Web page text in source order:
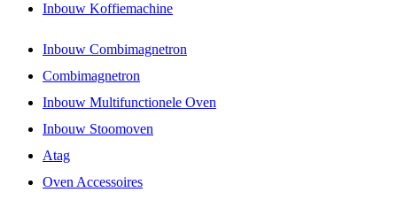
Inbouw Koffiemachine
Inbouw Combimagnetron
Combimagnetron
Inbouw Multifunctionele Oven
Inbouw Stoomoven
Atag
Oven Accessoires